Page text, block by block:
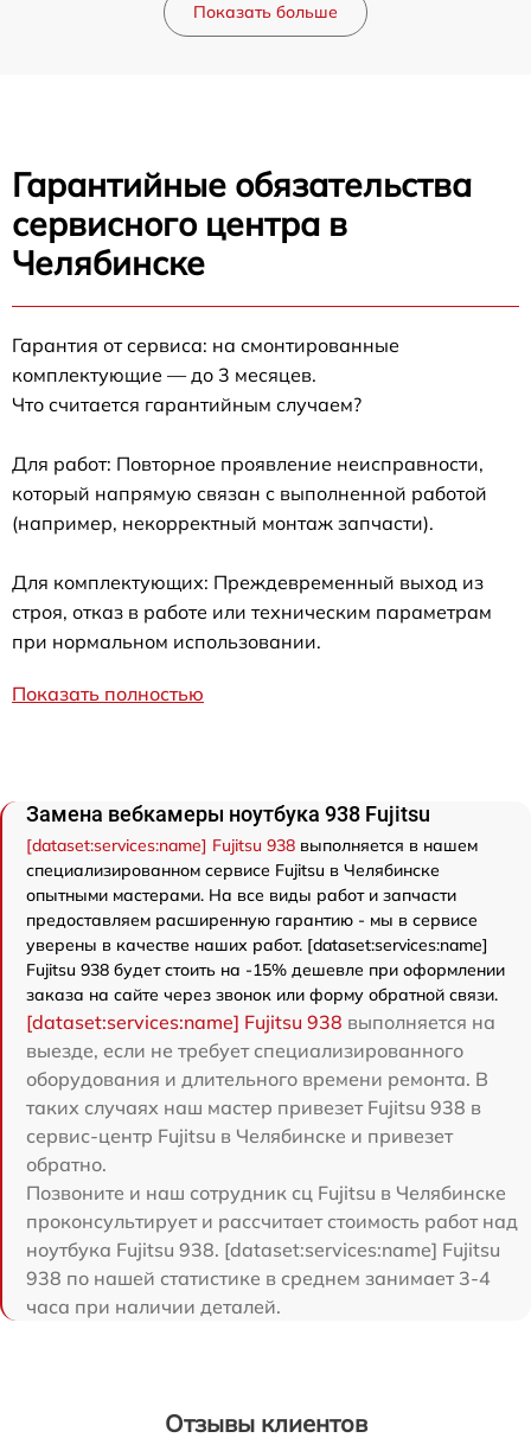
Показать больше
Гарантийные обязательства
сервисного центра в
Челябинске
Гарантия от сервиса: на смонтированные
комплектующие — до 3 месяцев.
Что считается гарантийным случаем?
Для работ: Повторное проявление неисправности,
который напрямую связан с выполненной работой
(например, некорректный монтаж запчасти).
Для комплектующих: Преждевременный выход из
строя, отказ в работе или техническим параметрам
при нормальном использовании.
Показать полностью
Замена вебкамеры ноутбука 938 Fujitsu
[dataset:services:name] Fujitsu 938 выполняется в нашем
специализированном сервисе Fujitsu в Челябинске
опытными мастерами. На все виды работ и запчасти
предоставляем расширенную гарантию - мы в сервисе
уверены в качестве наших работ. [dataset:services:name]
Fujitsu 938 будет стоить на -15% дешевле при оформлении
заказа на сайте через звонок или форму обратной связи.
[dataset:services:name] Fujitsu 938 выполняется на
выезде, если не требует специализированного
оборудования и длительного времени ремонта. В
таких случаях наш мастер привезет Fujitsu 938 в
сервис-центр Fujitsu в Челябинске и привезет
обратно.
Позвоните и наш сотрудник сц Fujitsu в Челябинске
проконсультирует и рассчитает стоимость работ над
ноутбука Fujitsu 938. [dataset:services:name] Fujitsu
938 по нашей статистике в среднем занимает 3-4
часа при наличии деталей.
Отзывы клиентов